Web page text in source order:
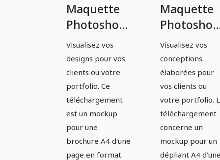
Maquette
Photoshop
pour un
flyer A4 1
page en
format
portrait -
Version 3
Visualisez vos
designs pour vos
clients ou votre
portfolio. Ce
téléchargement
est un mockup
pour une
brochure A4 d'une
page en format
Maquette
Photoshop
pour une
flyer 1
au format
A4 en
portrait -
Version 4
Visualisez vos
conceptions
élaborées pour
vos clients ou
votre portfolio.
téléchargement
concerne un
mockup pour un
dépliant A4